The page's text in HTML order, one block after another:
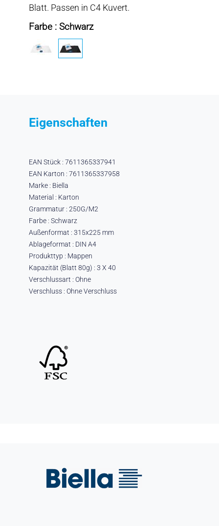
Blatt. Passen in C4 Kuvert.
Farbe : Schwarz
Eigenschaften
EAN Stück : 7611365337941
EAN Karton : 7611365337958
Marke : Biella
Material : Karton
Grammatur : 250G/M2
Farbe : Schwarz
Außenformat : 315x225 mm
Ablageformat : DIN A4
Produkttyp : Mappen
Kapazität (Blatt 80g) : 3 X 40
Verschlussart : Ohne
Verschluss : Ohne Verschluss